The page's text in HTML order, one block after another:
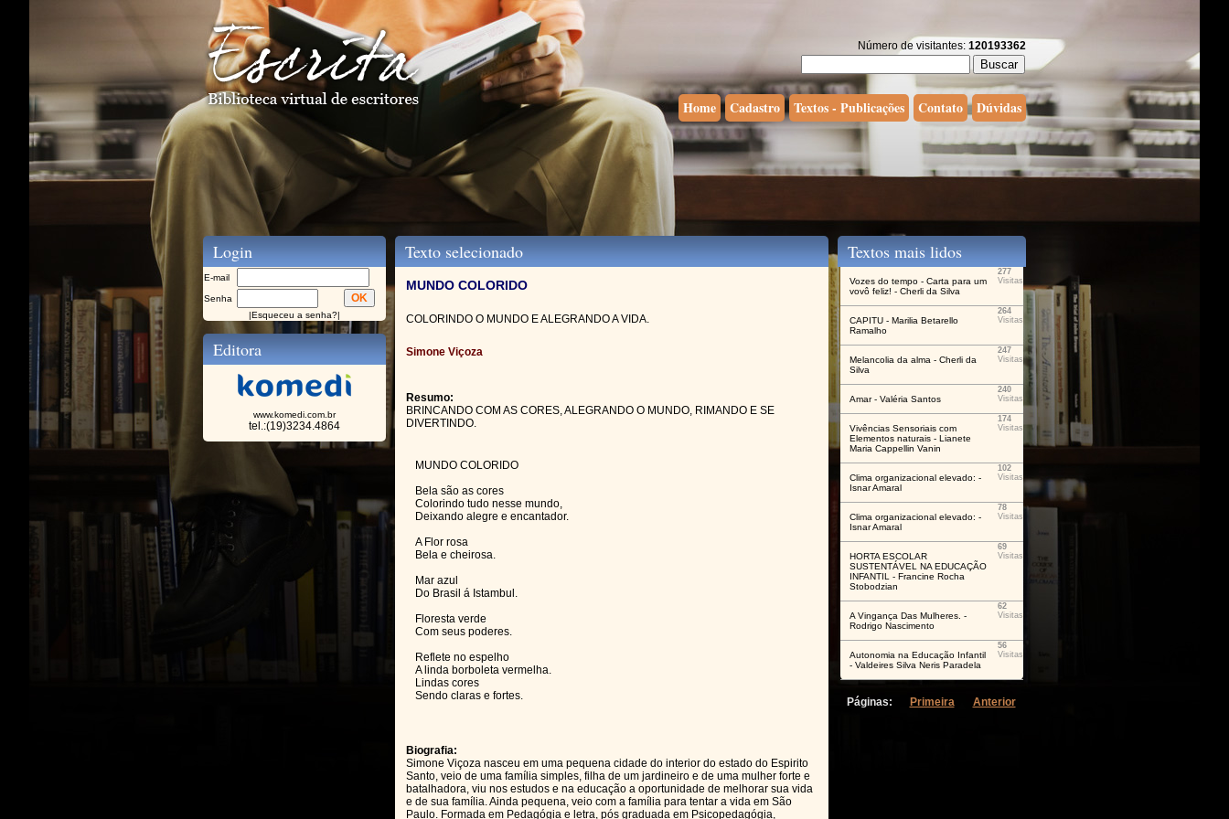
Número de visitantes: 120193362
Home Cadastro Textos - Publicações Contato Dúvidas
Login
E-mail
Senha
|Esqueceu a senha?|
Editora
www.komedi.com.br
tel.:(19)3234.4864
Texto selecionado
MUNDO COLORIDO
COLORINDO O MUNDO E ALEGRANDO A VIDA.
Simone Viçoza
Resumo:
BRINCANDO COM AS CORES, ALEGRANDO O MUNDO, RIMANDO E SE
DIVERTINDO.
MUNDO COLORIDO
Bela são as cores
Colorindo tudo nesse mundo,
Deixando alegre e encantador.
A Flor rosa
Bela e cheirosa.
Mar azul
Do Brasil á Istambul.
Floresta verde
Com seus poderes.
Reflete no espelho
A linda borboleta vermelha.
Lindas cores
Sendo claras e fortes.
Biografia:
Simone Viçoza nasceu em uma pequena cidade do interior do estado do Espirito
Santo, veio de uma família simples, filha de um jardineiro e de uma mulher forte e
batalhadora, viu nos estudos e na educação a oportunidade de melhorar sua vida
e de sua família. Ainda pequena, veio com a família para tentar a vida em São
Paulo. Formada em Pedagógia e letra, pós graduada em Psicopedagógia,
Textos mais lidos
Vozes do tempo - Carta para um
vovô feliz! - Cherli da Silva
277
Visitas
CAPITU - Marilia Betarello
Ramalho
264
Visitas
Melancolia da alma - Cherli da
Silva
247
Visitas
Amar - Valéria Santos
240
Visitas
Vivências Sensoriais com
Elementos naturais - Lianete
Maria Cappellin Vanin
174
Visitas
Clima organizacional elevado: -
Isnar Amaral
102
Visitas
Clima organizacional elevado: -
Isnar Amaral
78
Visitas
HORTA ESCOLAR
SUSTENTÁVEL NA EDUCAÇÃO
INFANTIL - Francine Rocha
Stobodzian
69
Visitas
A Vingança Das Mulheres. -
Rodrigo Nascimento
62
Visitas
Autonomia na Educação Infantil
- Valdeires Silva Neris Paradela
56
Visitas
Páginas: Primeira Anterior